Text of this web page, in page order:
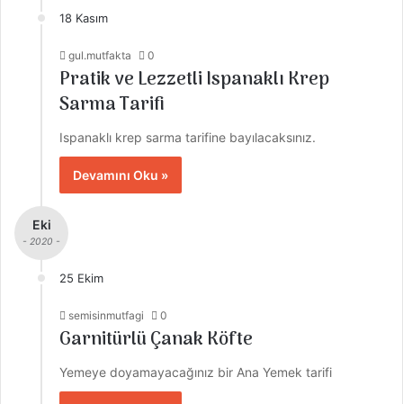
18 Kasım
gul.mutfakta 0
Pratik ve Lezzetli Ispanaklı Krep
Sarma Tarifi
Ispanaklı krep sarma tarifine bayılacaksınız.
Devamını Oku »
Eki
- 2020 -
25 Ekim
semisinmutfagi 0
Garnitürlü Çanak Köfte
Yemeye doyamayacağınız bir Ana Yemek tarifi